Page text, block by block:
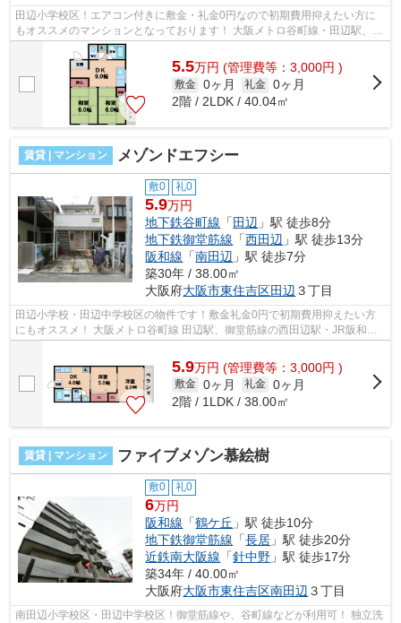
田辺小学校区！エアコン付きに敷金・礼金0円なので初期費用抑えたい方に
もオススメのマンションとなっております！ 大阪メトロ谷町線・田辺駅、他
にもJR阪和線すぐ近く、大阪メトロ御...
5.5万円 (管理費等：3,000円 )
敷金 0ヶ月 礼金 0ヶ月
2階 / 2LDK / 40.04㎡
賃貸 | マンション メゾンドエフシー
敷0 礼0
5.9万円
地下鉄谷町線 「 田辺 」駅 徒歩8分
地下鉄御堂筋線 「西田辺 」駅 徒歩13分
阪和線 「南田辺 」駅 徒歩7分
築30年 / 38.00㎡
大阪府大阪市東住吉区田辺 ３丁目
田辺小学校・田辺中学校区の物件です！敷金礼金0円で初期費用抑えたい方
にもオススメ！ 大阪メトロ谷町線 田辺駅、御堂筋線の西田辺駅・JR阪和線
5.9万円 (管理費等：3,000円 )
敷金 0ヶ月 礼金 0ヶ月
2階 / 1LDK / 38.00㎡
賃貸 | マンション ファイブメゾン慕絵樹
敷0 礼0
6万円
阪和線 「鶴ケ丘 」駅 徒歩10分
地下鉄御堂筋線 「長居 」駅 徒歩20分
近鉄南大阪線 「針中野 」駅 徒歩17分
築34年 / 40.00㎡
大阪府大阪市東住吉区南田辺 ３丁目
南田辺小学校区・田辺中学校区！御堂筋線や、谷町線などが利用可！ 独立洗